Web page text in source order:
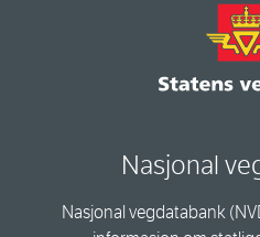
Nasjonal
Nasjonal vegdatabank